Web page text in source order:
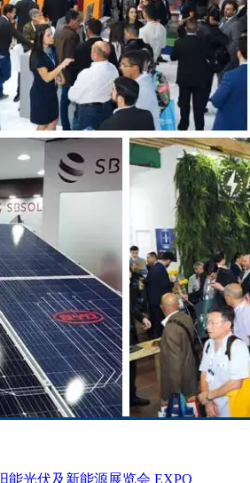
能光伏及新能源展览会 EXPO